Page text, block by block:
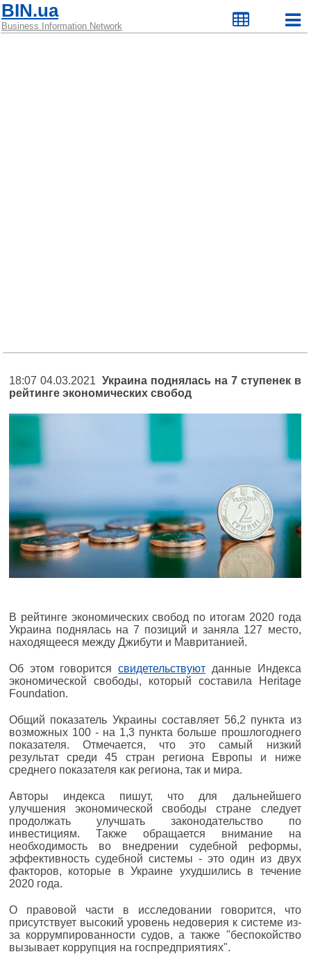
BIN.ua
Business Information Network
18:07 04.03.2021Украина поднялась на 7 ступенек в
рейтинге экономических свобод
В рейтинге экономических свобод по итогам 2020 года
Украина поднялась на 7 позиций и заняла 127 место,
находящееся между Джибути и Мавританией.
Об этом говоритсясвидетельствуют данные Индекса
экономической свободы, который составила Heritage
Foundation.
Общий показатель Украины составляет 56,2 пункта из
возможных 100 - на 1,3 пункта больше прошлогоднего
показателя. Отмечается, что это самый низкий
результат среди 45 стран региона Европы и ниже
среднего показателя как региона, так и мира.
Авторы индекса пишут, что для дальнейшего
улучшения экономической свободы стране следует
продолжать улучшать законодательство по
инвестициям. Также обращается внимание на
необходимость во внедрении судебной реформы,
эффективность судебной системы - это один из двух
факторов, которые в Украине ухудшились в течение
2020 года.
О правовой части в исследовании говорится, что
присутствует высокий уровень недоверия к системе из-
за коррумпированности судов, а также "беспокойство
вызывает коррупция на госпредприятиях".